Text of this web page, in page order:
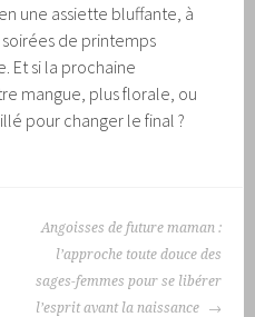
une assiette bluffante, à
de printemps
Et si la prochaine
mangue, plus florale, ou
pour changer le final ?
Angoisses de future maman :
l’approche toute douce des
sages-femmes pour se libérer
l’esprit avant la naissance